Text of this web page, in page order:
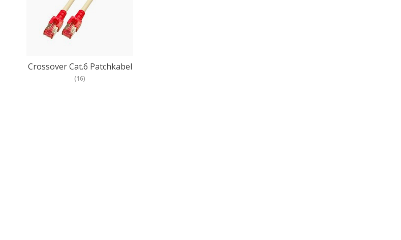
Crossover Cat.6 Patchkabel
(16)